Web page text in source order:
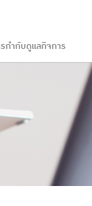
กำกับดูแลกิจการ